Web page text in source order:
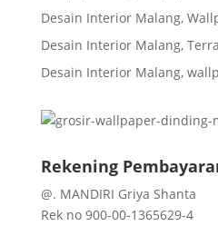
Desain Interior Malang,
Desain Interior Malang,
Desain Interior Malang,
Rekening
@. MANDIRI Griya Shanta
Rek no 900-00-1365629-4